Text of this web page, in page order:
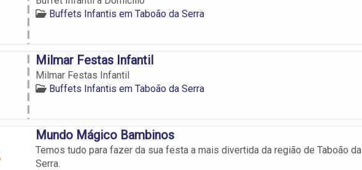
Buffets Infantis em Taboão da Serra
Milmar Festas Infantil
Milmar Festas Infantil
Buffets Infantis em Taboão da Serra
Mundo Mágico Bambinos
Temos tudo para fazer da sua festa a mais divertida da região de Taboão da
Serra.